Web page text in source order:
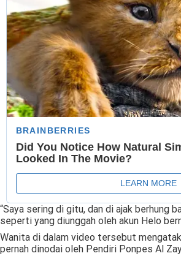
“Saya sering di gitu, dan di ajak berhung
seperti yang diunggah oleh akun Helo
Wanita di dalam video tersebut
pernah dinodai oleh Pendiri Ponpes Al